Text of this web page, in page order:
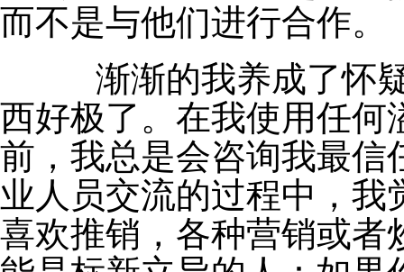
而不是与他们进行合作。
渐渐的我养成了怀疑
西好极了。在我使用任何
前，我总是会咨询我最信
业人员交流的过程中，
喜欢推销，各种营销或者